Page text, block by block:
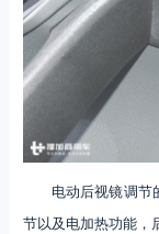
电动后视镜调节
节以及电加热功能，